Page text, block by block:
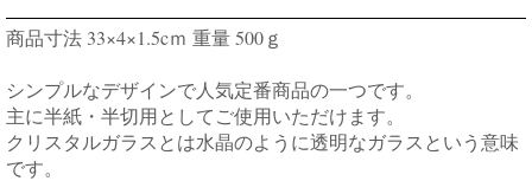
商品寸法 33×4×1.5cｍ 重量 500ｇ
シンプルなデザインで人気定番商品の一つです。
主に半紙・半切用としてご使用いただけます。
クリスタルガラスとは水晶のように透明なガラスという意味
です。